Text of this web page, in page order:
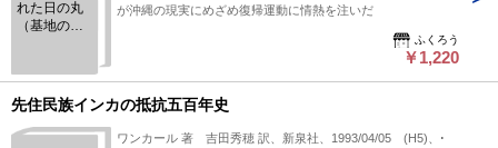
れた日の丸
（基地の
が沖縄の現実にめざめ復帰運動に情熱を注いだ
ふくろう
￥1,220
先住民族インカの抵抗五百年史
ワンカール 著 吉田秀穂 訳、新泉社、1993/04/05 (H5)、1